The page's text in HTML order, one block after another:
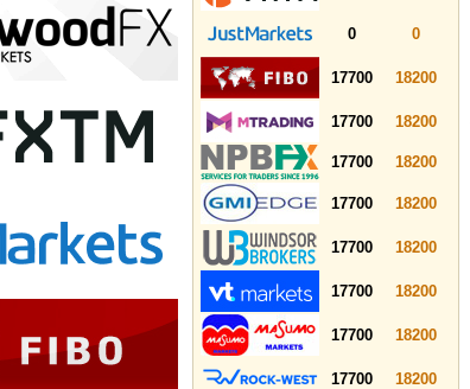
0 0
17700 18200
17700 18200
17700 18200
17700 18200
17700 18200
17700 18200
17700 18200
17700 18200